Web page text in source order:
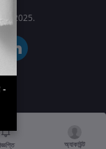
2025.
অ্যাকাউন্ট
-